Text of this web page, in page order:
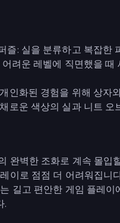
즐: 실을 분류하고 복잡한
려운 레벨에 직면했을
인화된 경험을 위해 상자
로운 색상의 실과 니트
완벽한 조화로 계속 몰입
이로 점점 더 어려워집니
길고 편안한 게임 플레
.